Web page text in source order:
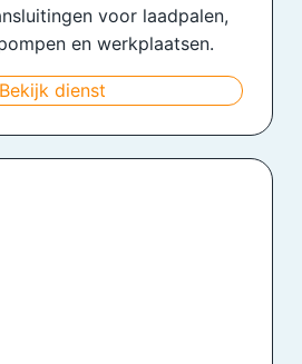
voor laadpalen,
en werkplaatsen.
Bekijk dienst